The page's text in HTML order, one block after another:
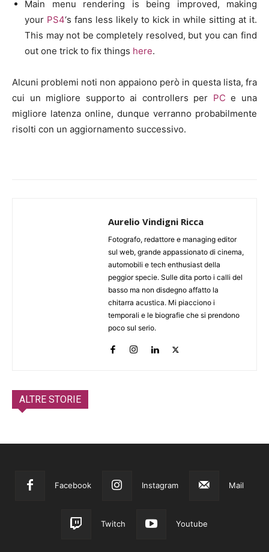
Main menu rendering is being improved, making
your PS4‘s fans less likely to kick in while sitting at it.
This may not be completely resolved, but you can find
out one trick to fix things here.
Alcuni problemi noti non appaiono però in questa lista, fra
cui un migliore supporto ai controllers per PC e una
migliore latenza online, dunque verranno probabilmente
risolti con un aggiornamento successivo.
Aurelio Vindigni Ricca
Fotografo, redattore e managing editor
sul web, grande appassionato di cinema,
automobili e tech enthusiast della
peggior specie. Sulle dita porto i calli del
basso ma non disdegno affatto la
chitarra acustica. Mi piacciono i
temporali e le biografie che si prendono
poco sul serio.
ALTRE STORIE
Facebook Instagram Mail
Twitch Youtube